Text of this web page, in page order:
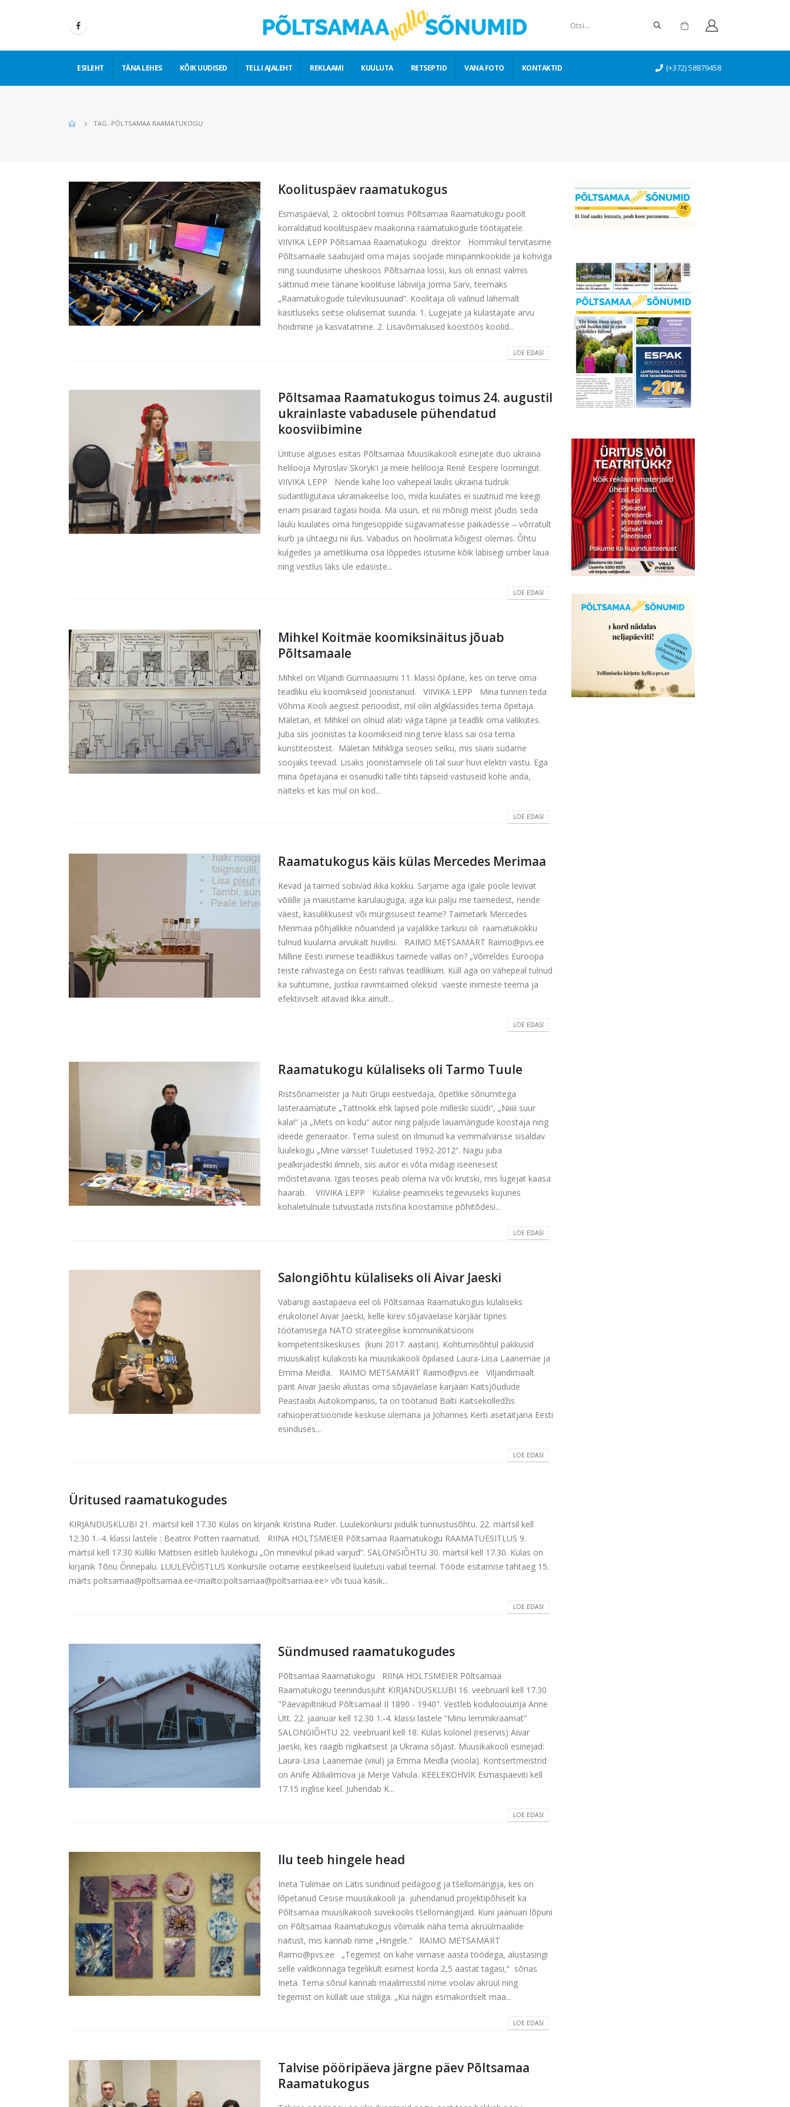
ESILEHT TÄNA LEHES KÕIK UUDISED TELLI AJALEHT REKLAAMI KUULUTA RETSEPTID VANA FOTO KONTAKTID (+372) 58879458
TAG -PÕLTSAMAA RAAMATUKOGU
Koolituspäev raamatukogus
Esmaspäeval, 2. oktoobril toimus Põltsamaa Raamatukogu poolt
korraldatud koolituspäev maakonna raamatukogude töötajatele.
VIIVIKA LEPP Põltsamaa Raamatukogu direktor Hommikul tervitasime
Põltsamaale saabujaid oma majas soojade minipannkookide ja kohviga
ning suundusime üheskoos Põltsamaa lossi, kus oli ennast valmis
sättinud meie tänane koolituse läbiviija Jorma Sarv, teemaks
„Raamatukogude tulevikusuunad“. Koolitaja oli valinud lähemalt
käsitluseks seitse olulisemat suunda. 1. Lugejate ja külastajate arvu
hoidmine ja kasvatamine. 2. Lisavõimalused koostöös koolid...
LOE EDASI
Põltsamaa Raamatukogus toimus 24. augustil
ukrainlaste vabadusele pühendatud
koosviibimine
Ürituse alguses esitas Põltsamaa Muusikakooli esinejate duo ukraina
helilooja Myroslav Skoryk'i ja meie helilooja René Eespere loomingut.
VIIVIKA LEPP Nende kahe loo vahepeal laulis ukraina tüdruk
südantliigutava ukrainakeelse loo, mida kuulates ei suutnud me keegi
enam pisaraid tagasi hoida. Ma usun, et nii mõnigi meist jõudis seda
laulu kuulates oma hingesoppide sügavamatesse paikadesse – võrratult
kurb ja ühtaegu nii ilus. Vabadus on hoolimata kõigest olemas. Õhtu
kulgedes ja ametlikuma osa lõppedes istusime kõik läbisegi ümber laua
ning vestlus läks üle edasiste...
LOE EDASI
Mihkel Koitmäe koomiksinäitus jõuab
Põltsamaale
Mihkel on Viljandi Gümnaasiumi 11. klassi õpilane, kes on terve oma
teadliku elu koomikseid joonistanud. VIIVIKA LEPP Mina tunnen teda
Võhma Kooli aegsest perioodist, mil olin algklassides tema õpetaja.
Mäletan, et Mihkel on olnud alati väga täpne ja teadlik oma valikutes.
Juba siis joonistas ta koomikseid ning terve klass sai osa tema
kunstiteostest. Mäletan Mihkliga seoses seiku, mis siiani südame
soojaks teevad. Lisaks joonistamisele oli tal suur huvi elektri vastu. Ega
mina õpetajana ei osanudki talle tihti täpseid vastuseid kohe anda,
näiteks et kas mul on kod...
LOE EDASI
Raamatukogus käis külas Mercedes Merimaa
Kevad ja taimed sobivad ikka kokku. Sarjame aga igale poole levivat
võilille ja maiustame karulauguga, aga kui palju me taimedest, nende
väest, kasulikkusest või mürgisusest teame? Taimetark Mercedes
Merimaa põhjalikke nõuandeid ja vajalikke tarkusi oli raamatukokku
tulnud kuulama arvukalt huvilisi. RAIMO METSAMÄRT Raimo@pvs.ee
Milline Eesti inimese teadlikkus taimede vallas on? „Võrreldes Euroopa
teiste rahvastega on Eesti rahvas teadlikum. Küll aga on vahepeal tulnud
ka suhtumine, justkui ravimtaimed oleksid vaeste inimeste teema ja
efektiivselt aitavad ikka ainult...
LOE EDASI
Raamatukogu külaliseks oli Tarmo Tuule
Ristsõnameister ja Nuti Grupi eestvedaja, õpetlike sõnumitega
lasteraamatute „Tattnokk ehk lapsed pole milleski süüdi“, „Niiiii suur
kala!“ ja „Mets on kodu“ autor ning paljude lauamängude koostaja ning
ideede generaator. Tema sulest on ilmunud ka vemmalvärsse sisaldav
luulekogu „Mine värsse! Tuuletused 1992-2012“. Nagu juba
pealkirjadestki ilmneb, siis autor ei võta midagi iseenesest
mõistetavana. Igas teoses peab olema iva või krutski, mis lugejat kaasa
haarab. VIIVIKA LEPP Külalise peamiseks tegevuseks kujunes
kohaletulnuile tutvustada ristsõna koostamise põhitõdesi...
LOE EDASI
Salongiõhtu külaliseks oli Aivar Jaeski
Vabariigi aastapäeva eel oli Põltsamaa Raamatukogus külaliseks
erukolonel Aivar Jaeski, kelle kirev sõjaväelase karjäär tipnes
töötamisega NATO strateegilise kommunikatsiooni
kompetentsikeskuses (kuni 2017. aastani). Kohtumisõhtul pakkusid
muusikalist külakosti ka muusikakooli õpilased Laura-Liisa Laanemäe ja
Emma Meidla. RAIMO METSAMÄRT Raimo@pvs.ee Viljandimaalt
pärit Aivar Jaeski alustas oma sõjaväelase karjääri Kaitsjõudude
Peastaabi Autokompaniis, ta on töötanud Balti Kaitsekolledžis
rahuoperatsioonide keskuse ülemana ja Johannes Kerti asetäitjana Eesti
esinduses...
LOE EDASI
Üritused raamatukogudes
KIRJANDUSKLUBI 21. märtsil kell 17.30 Külas on kirjanik Kristina Ruder. Luulekonkursi pidulik tunnustusõhtu. 22. märtsil kell
12.30 1.-4. klassi lastele : Beatrix Potteri raamatud. RIINA HOLTSMEIER Põltsamaa Raamatukogu RAAMATUESITLUS 9.
märtsil kell 17.30 Külliki Mattisen esitleb luulekogu „On minevikul pikad varjud“. SALONGIÕHTU 30. märtsil kell 17.30. Külas on
kirjanik Tõnu Õnnepalu. LUULEVÕISTLUS Konkursile ootame eestikeelseid luuletusi vabal teemal. Tööde esitamise tähtaeg 15.
märts poltsamaa@poltsamaa.ee<mailto:poltsamaa@poltsamaa.ee> või tuua käsik...
LOE EDASI
Sündmused raamatukogudes
Põltsamaa Raamatukogu RIINA HOLTSMEIER Põltsamaa
Raamatukogu teenindusjuht KIRJANDUSKLUBI 16. veebruaril kell 17.30
"Päevapiltnikud Põltsamaal II 1890 - 1940". Vestleb koduloouurija Anne
Ütt. 22. jaanuar kell 12.30 1.-4. klassi lastele “Minu lemmikraamat”
SALONGIÕHTU 22. veebruaril kell 18. Külas kolonel (reservis) Aivar
Jaeski, kes räägib riigikaitsest ja Ukraina sõjast. Muusikakooli esinejad:
Laura-Liisa Laanemäe (viiul) ja Emma Meidla (vioola). Kontsertmeistrid
on Anife Ablialimova ja Merje Vahula. KEELEKOHVIK Esmaspäeviti kell
17.15 inglise keel. Juhendab K...
LOE EDASI
Ilu teeb hingele head
Ineta Tulimäe on Lätis sündinud pedagoog ja tšellomängija, kes on
lõpetanud Cesise muusikakooli ja juhendanud projektipõhiselt ka
Põltsamaa muusikakooli suvekoolis tšellomängijaid. Kuni jaanuari lõpuni
on Põltsamaa Raamatukogus võimalik näha tema akrüülmaalide
näitust, mis kannab nime „Hingele.“ RAIMO METSAMÄRT
Raimo@pvs.ee „Tegemist on kahe viimase aasta töödega, alustasingi
selle valdkonnaga tegelikult esimest korda 2,5 aastat tagasi,“ sõnas
Ineta. Tema sõnul kannab maalimisstiil nime voolav akrüül ning
tegemist on küllalt uue stiiliga. „Kui nägin esmakordselt maa...
LOE EDASI
Talvise pööripäeva järgne päev Põltsamaa
Raamatukogus